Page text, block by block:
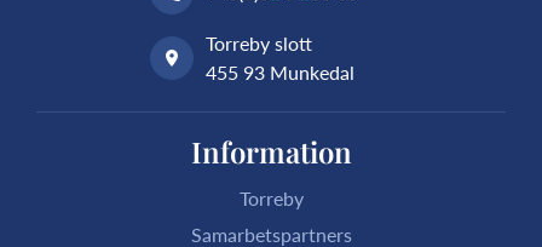
Torreby slott
455 93 Munkedal
Information
Torreby
Samarbetspartners